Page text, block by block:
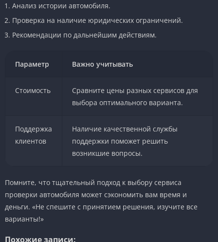
Анализ истории автомобиля.
Проверка на наличие юридических ограничений.
Рекомендации по дальнейшим действиям.
Параметр Важно учитывать
Стоимость
Сравните цены разных сервисов для
выбора оптимального варианта.
Поддержка
клиентов
Наличие качественной службы
поддержки поможет решить
возникшие вопросы.
Помните, что тщательный подход к выбору сервиса
проверки автомобиля может сэкономить вам время и
деньги. «Не спешите с принятием решения, изучите все
варианты!»
Похожие записи: